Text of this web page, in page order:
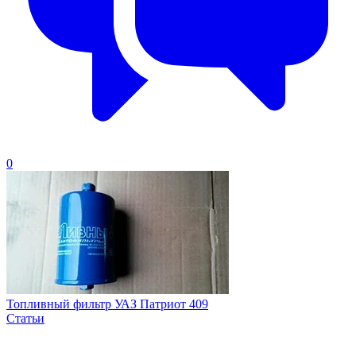
0
Топливный фильтр УАЗ Патриот 409
Статьи